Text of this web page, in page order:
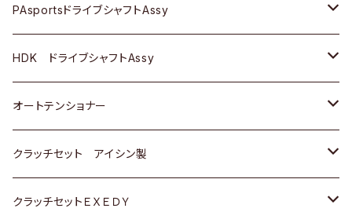
スバル
ＢＥＮＺ
スバル
三菱
スバル
マツダ
三菱
スバル
ダイハツ
マツダ
三菱
スバル
ダイハツ
マツダ
三菱
スバル
スズキ
日産
いすゞ
ダイハツ
マツダ
ＢＥＮＺ
ＢＭＷ
GOLF
ＷＡＧＥＮ
アストロ（シボレー）
ＢＥＮＺ
ＢＭＷ
ＷＡＧＥＮ
ＶＯＬＶＯ
PAsportsドライブシャフトAssy
トヨタ
ホンダ
スズキ
日産
HDK ドライブシャフトAssy
スズキ
ダイハツ
日産
オートテンショナー
トヨタ
クラッチセット アイシン製
ホンダ
クラッチセットＥＸＥＤＹ